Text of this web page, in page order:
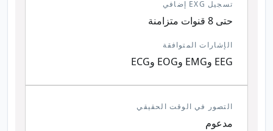
تسجيل EXG إضافي
حتى 8 قنوات متزامنة
الإشارات المتوافقة
EEG وEMG وEOG وECG
التصور في الوقت الحقيقي
مدعوم